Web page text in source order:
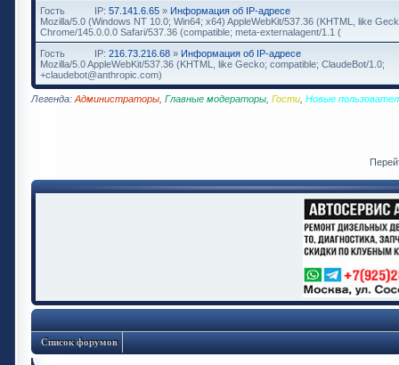
Гость
IP: 57.141.6.65 » Информация об IP-адресе
Mozilla/5.0 (Windows NT 10.0; Win64; x64) AppleWebKit/537.36 (KHTML, like
Chrome/145.0.0.0 Safari/537.36 (compatible; meta-externalagent/1.1 (
Гость
IP: 216.73.216.68 » Информация об IP-адресе
Mozilla/5.0 AppleWebKit/537.36 (KHTML, like Gecko; compatible; ClaudeBot/1.0;
+claudebot@anthropic.com)
Легенда: Администраторы Главные модераторы Гости Новые
Список форумов